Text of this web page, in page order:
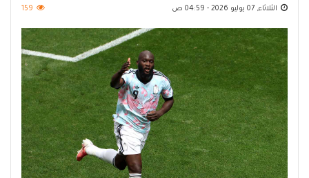
الثلاثاء, 07 يوليو 2026 - 04:59 ص 159